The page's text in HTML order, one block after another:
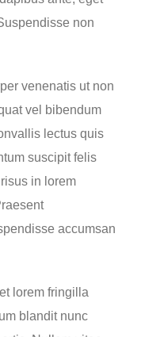
non
venenatis ut non
vel bibendum
lectus quis
suscipit felis
in lorem
accumsan
lorem fringilla
blandit nunc